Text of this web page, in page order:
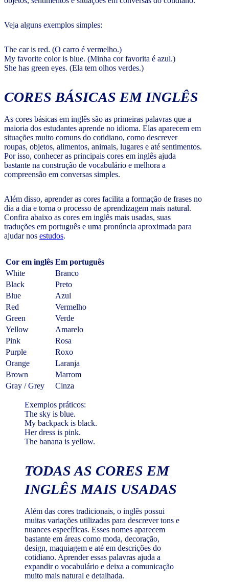
Veja alguns exemplos simples:
The car is red. (O carro é vermelho.)
My favorite color is blue. (Minha cor favorita é azul.)
She has green eyes. (Ela tem olhos verdes.)
CORES BÁSICAS EM INGLÊS
As cores básicas em inglês são as primeiras palavras que a
maioria dos estudantes aprende no idioma. Elas aparecem em
situações muito comuns do cotidiano, como descrever
roupas, objetos, alimentos, animais, lugares e até sentimentos.
Por isso, conhecer as principais cores em inglês ajuda
bastante na construção de vocabulário e melhora a
compreensão em conversas simples.
Além disso, aprender as cores facilita a formação de frases no
dia a dia e torna o processo de aprendizagem mais natural.
Confira abaixo as cores em inglês mais usadas, suas
traduções em português e uma pronúncia aproximada para
ajudar nos estudos.
Cor em inglês Em português
White
Branco
Black
Preto
Blue
Azul
Red
Vermelho
Green
Verde
Yellow
Amarelo
Pink
Rosa
Purple
Roxo
Orange
Laranja
Brown
Marrom
Gray / Grey
Cinza
Exemplos práticos:
The sky is blue.
My backpack is black.
Her dress is pink.
The banana is yellow.
TODAS AS CORES EM
INGLÊS MAIS USADAS
Além das cores tradicionais, o inglês possui
muitas variações utilizadas para descrever tons e
nuances específicas. Esses nomes aparecem
bastante em áreas como moda, decoração,
design, maquiagem e até em descrições do
cotidiano. Aprender essas palavras ajuda a
expandir o vocabulário e deixa a comunicação
muito mais natural e detalhada.